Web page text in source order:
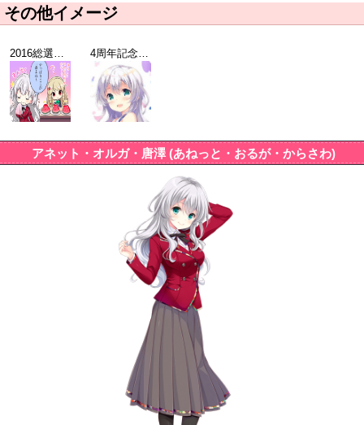
その他イメージ
2016総選挙ヒトコマ 4周年記念壁紙
アネット・オルガ・唐澤 (あねっと・おるが・からさわ)